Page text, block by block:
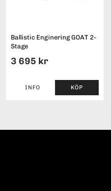
Ballistic Enginering GOAT 2-
Stage
3 695 kr
INFO KÖP